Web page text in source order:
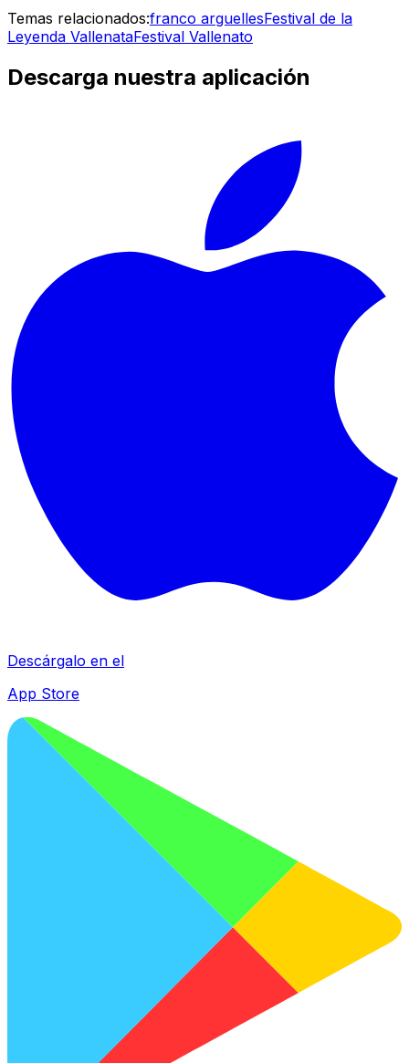
Temas relacionados:franco arguellesFestival de la
Leyenda VallenataFestival Vallenato
Descarga nuestra aplicación
Descárgalo en el
App Store